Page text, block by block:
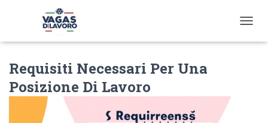
O
Requisiti Necessari Per Una
Posizione Di Lavoro